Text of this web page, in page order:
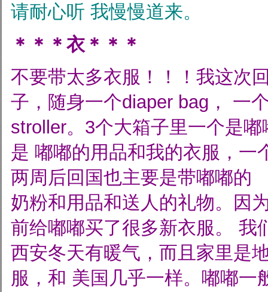
请耐心听 我慢慢道来。
＊＊＊衣＊＊＊
不要带太多衣服！！！我这次
子，随身一个diaper bag， 一
stroller。3个大箱子里一个是
是 嘟嘟的用品和我的衣服，一
两周后回国也主要是带嘟嘟的
奶粉和用品和送人的礼物。因
前给嘟嘟买了很多新衣服。 我
西安冬天有暖气，而且家里是
服，和 美国几乎一样。嘟嘟一